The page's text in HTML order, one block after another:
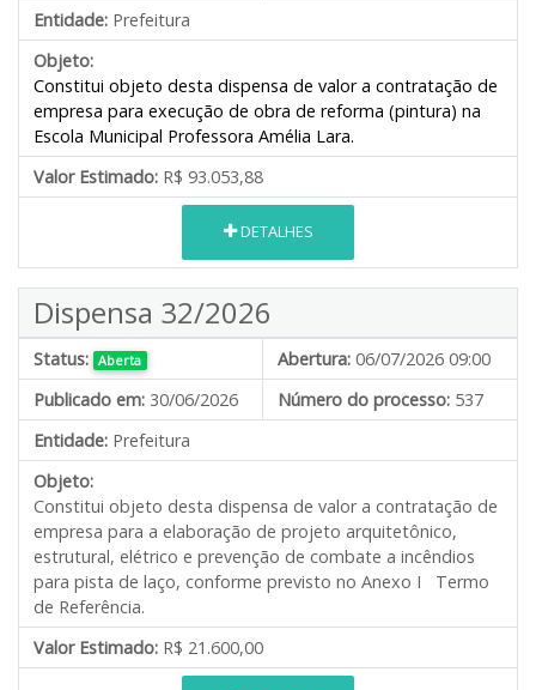
Entidade: Prefeitura
Objeto:
Constitui objeto desta dispensa de valor a contratação de
empresa para execução de obra de reforma (pintura) na
Escola Municipal Professora Amélia Lara.
Valor Estimado: R$ 93.053,88
DETALHES
Dispensa 32/2026
Status: Aberta Abertura: 06/07/2026 09:00
Publicado em: 30/06/2026 Número do processo: 537
Entidade: Prefeitura
Objeto:
Constitui objeto desta dispensa de valor a contratação de
empresa para a elaboração de projeto arquitetônico,
estrutural, elétrico e prevenção de combate a incêndios
para pista de laço, conforme previsto no Anexo I Termo
de Referência.
Valor Estimado: R$ 21.600,00